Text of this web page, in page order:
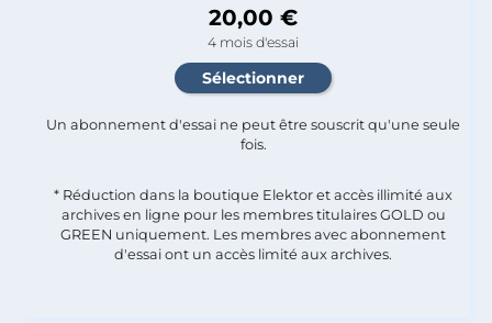
20,00 €
4 mois d'essai
Un abonnement d'essai ne peut être souscrit qu'une seule
fois.​
* Réduction dans la boutique Elektor et accès illimité aux
archives en ligne pour les membres titulaires GOLD ou
GREEN uniquement. Les membres avec abonnement
d'essai ont un accès limité aux archives.